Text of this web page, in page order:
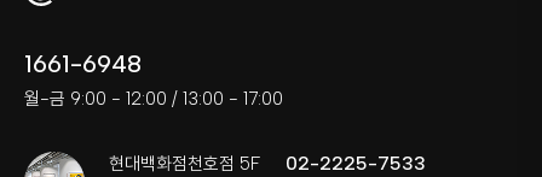
1661-6948
월-금 9:00 - 12:00 / 13:00 - 17:00
현대백화점천호점 5F 02-2225-7533